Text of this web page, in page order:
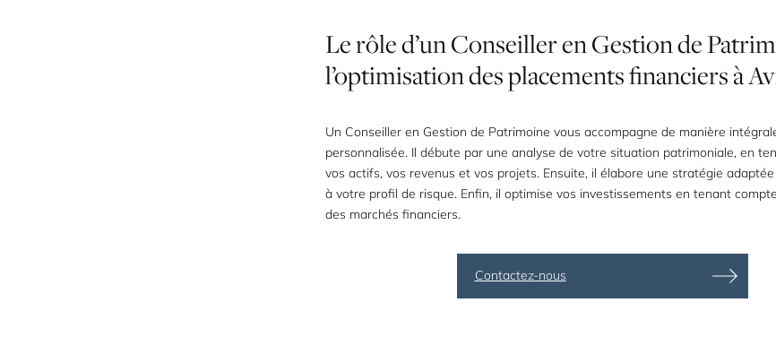
Lerôled’unConseillerenGestionde
l’optimisationdesplacementsfinanciersà
Un Conseiller en Gestion de Patrimoine vous accompagne de manière
personnalisée. Il débute par une analyse de votre situation patrimoniale, en
vos actifs, vos revenus et vos projets. Ensuite, il élabore une stratégie
à votre profil de risque. Enfin, il optimise vos investissements en tenant
des marchés financiers.
Contactez-nous